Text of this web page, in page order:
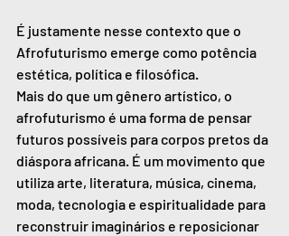
É justamente nesse contexto que o
Afrofuturismo emerge como potência
estética, política e filosófica.
Mais do que um gênero artístico, o
afrofuturismo é uma forma de pensar
futuros possíveis para corpos pretos da
diáspora africana. É um movimento que
utiliza arte, literatura, música, cinema,
moda, tecnologia e espiritualidade para
reconstruir imaginários e reposicionar